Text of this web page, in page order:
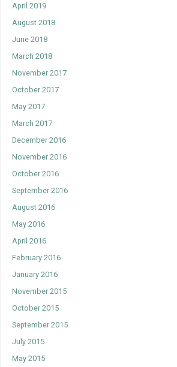
April 2019
August 2018
June 2018
March 2018
November 2017
October 2017
May 2017
March 2017
December 2016
November 2016
October 2016
September 2016
August 2016
May 2016
April 2016
February 2016
January 2016
November 2015
October 2015
September 2015
July 2015
May 2015